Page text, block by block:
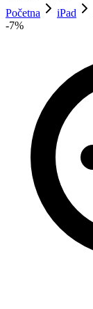
Početna
iPad
-7%